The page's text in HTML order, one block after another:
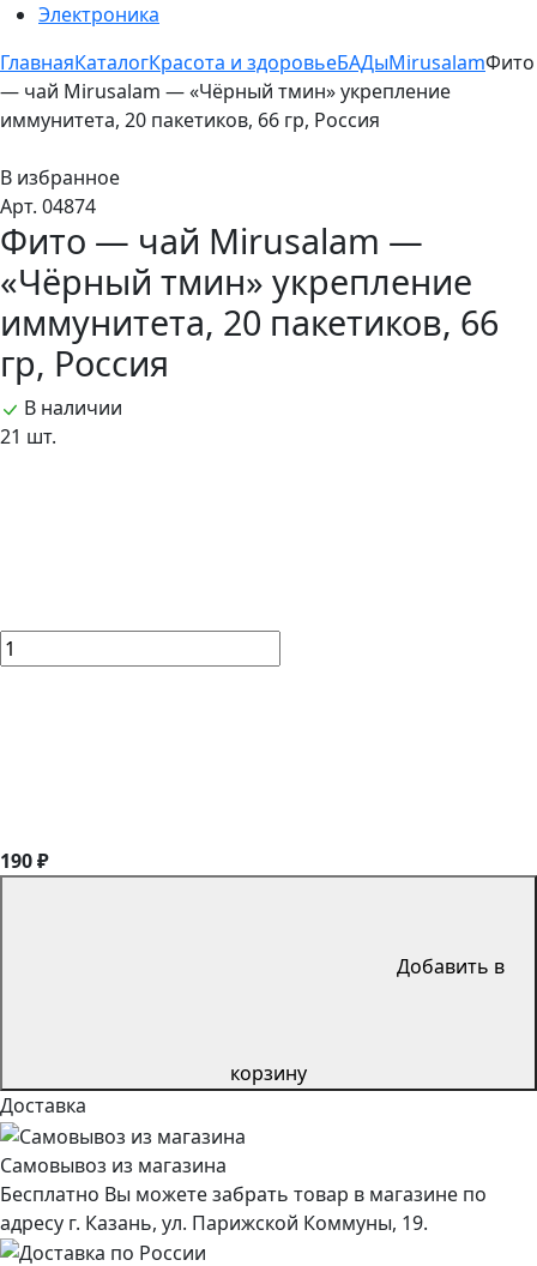
Электроника
ГлавнаяКаталогКрасота и здоровьеБАДыMirusalamФито
— чай Mirusalam — «Чёрный тмин» укрепление
иммунитета, 20 пакетиков, 66 гр, Россия
В избранное
Арт. 04874
Фито — чай Mirusalam —
«Чёрный тмин» укрепление
иммунитета, 20 пакетиков, 66
гр, Россия
В наличии
21 шт.
190 ₽
Добавить в
корзину
Доставка
Самовывоз из магазина
Бесплатно Вы можете забрать товар в магазине по
адресу г. Казань, ул. Парижской Коммуны, 19.